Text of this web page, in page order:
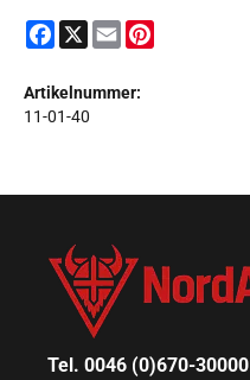
Facebook
X Email
Artikelnummer:
11-01-40
Tel. 0046 (0)670-30000